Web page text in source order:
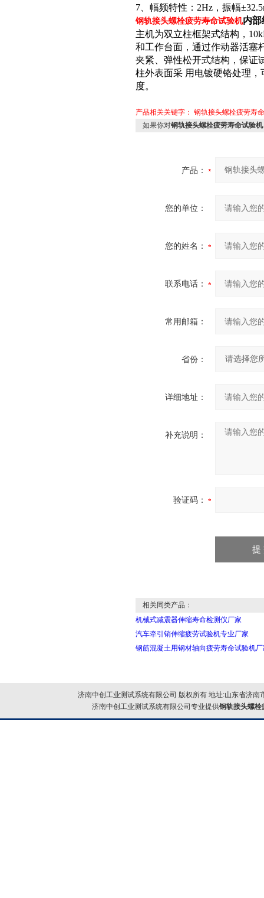
7、幅频特性：2Hz，振幅
钢轨接头螺栓疲劳寿命试验机内部
主机为双立柱框架式结构，
和工作台面，通过作动器活塞
夹紧、弹性松开式结构，保证
柱外表面采 用电镀硬铬处理
度。
产品相关关键字： 钢轨接头螺栓疲劳寿
如果你对钢轨接头螺栓疲劳寿命试验
产品：
您的单位：
您的姓名：
联系电话：
常用邮箱：
省份：
详细地址：
补充说明：
验证码：
相关同类产品：
机械式减震器伸缩寿命检测仪厂家
汽车牵引销伸缩疲劳试验机专业厂家
钢筋混凝土用钢材轴向疲劳寿命试验机
济南中创工业测试系统有限公司 版权所有 地址:山东省济
济南中创工业测试系统有限公司专业提供钢轨接头螺栓